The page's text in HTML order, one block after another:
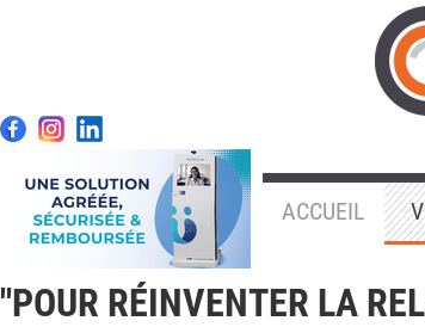
ACCUEIL
"POUR RÉINVENTER LA